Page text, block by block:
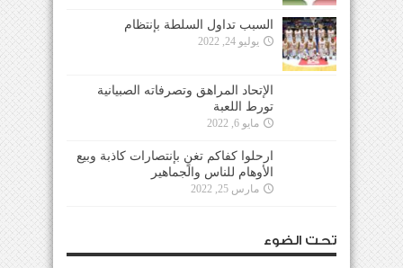
السبب تداول السلطة بإنتظام
يوليو 24, 2022
الإتحاد المراهق وتصرفاته الصبيانية
تورط اللعبة
مايو 6, 2022
ارحلوا كفاكم تغنٍ بإنتصارات كاذبة وبيع
الأوهام للناس والجماهير
مارس 25, 2022
تحت الضوء